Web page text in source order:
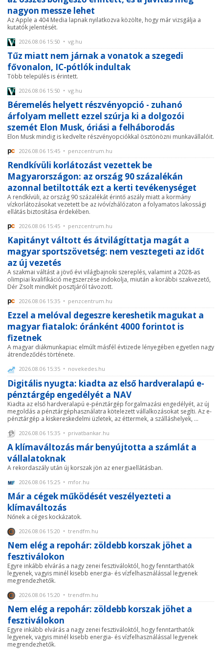
nagyon messze lehet
Az Apple a 404 Media lapnak nyilatkozva közölte, hogy már vizsgálja a
kutatók jelentését.
2026.08.06 15:50 • vg.hu
Tűz miatt nem járnak a vonatok a szegedi
fővonalon, IC-pótlók indultak
Több település is érintett.
2026.08.06 15:50 • vg.hu
Béremelés helyett részvényopció - zuhanó
árfolyam mellett ezzel szúrja ki a dolgozói
szemét Elon Musk, óriási a felháborodás
Elon Musk mindig is kedvelte részvényopciókkal ösztönözni munkavállalóit.
2026.08.06 15:45 • penzcentrum.hu
Rendkívüli korlátozást vezettek be
Magyarországon: az ország 90 százalékán
azonnal betiltották ezt a kerti tevékenységet
A rendkívüli, az ország 90 százalékát érintő aszály miatt a kormány
vízkorlátozásokat vezetett be az ivóvízhálózaton a folyamatos lakossági
ellátás biztosítása érdekében.
2026.08.06 15:45 • penzcentrum.hu
Kapitányt váltott és átvilágíttatja magát a
magyar sportszövetség: nem vesztegeti az időt
az új vezetés
A szakmai váltást a jövő évi világbajnoki szereplés, valamint a 2028-as
olimpiai kvalifikáció megszerzése indokolja, miután a korábbi szakvezető,
Dér Zsolt mindkét posztjáról távozott.
2026.08.06 15:35 • penzcentrum.hu
Ezzel a melóval degeszre kereshetik magukat a
magyar fiatalok: óránként 4000 forintot is
fizetnek
A magyar diákmunkapiac elmúlt másfél évtizede lényegében egyetlen nagy
átrendeződés története.
2026.08.06 15:35 • novekedes.hu
Digitális nyugta: kiadta az első hardveralapú e-
pénztárgép engedélyét a NAV
Kiadta az első hardveralapú e-pénztárgép forgalmazási engedélyét, az új
megoldás a pénztárgéphasználatra kötelezett vállalkozásokat segíti. Az e-
pénztárgép a kiskereskedelmi üzletek, az éttermek, a szálláshelyek, ...
2026.08.06 15:35 • privatbankar.hu
A klímaváltozás már benyújtotta a számlát a
vállalatoknak
A rekordaszály után új korszak jön az energiaellátásban.
2026.08.06 15:25 • mfor.hu
Már a cégek működését veszélyezteti a
klímaváltozás
Nőnek a céges kockázatok.
2026.08.06 15:20 • trendfm.hu
Nem elég a repohár: zöldebb korszak jöhet a
fesztiválokon
Egyre inkább elvárás a nagy zenei fesztiváloktól, hogy fenntarthatók
legyenek, vagyis minél kisebb energia- és vízfelhasználással legyenek
megrendezhetők.
2026.08.06 15:20 • trendfm.hu
Nem elég a repohár: zöldebb korszak jöhet a
fesztiválokon
Egyre inkább elvárás a nagy zenei fesztiváloktól, hogy fenntarthatók
legyenek, vagyis minél kisebb energia- és vízfelhasználással legyenek
megrendezhetők.